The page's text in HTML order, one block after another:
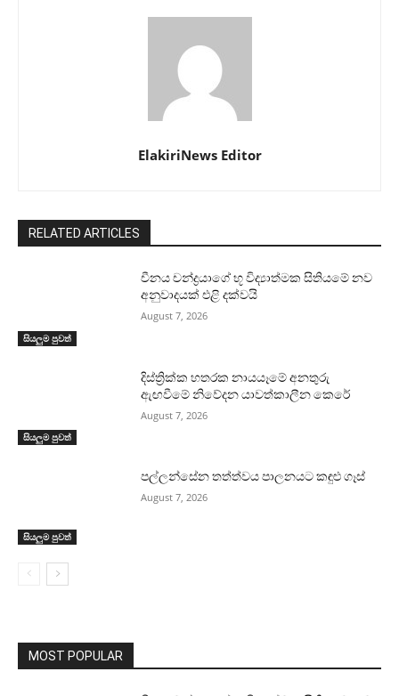
ElakiriNews Editor
RELATED ARTICLES
සියලුම පුවත්
චීනය චන්ද්‍රයාගේ භූ විද්‍යාත්මක සිතියමේ නව
අනුවාදයක් එළි දක්වයි
August 7, 2026
සියලුම පුවත්
දිස්ත්‍රික්ක හතරක නායයෑමේ අනතුරු
ඇඟවීමේ නිවේදන යාවත්කාලීන කෙරේ
August 7, 2026
සියලුම පුවත්
පල්ලන්සේන තත්ත්වය පාලනයට කඳුළු ගෑස්
August 7, 2026
MOST POPULAR